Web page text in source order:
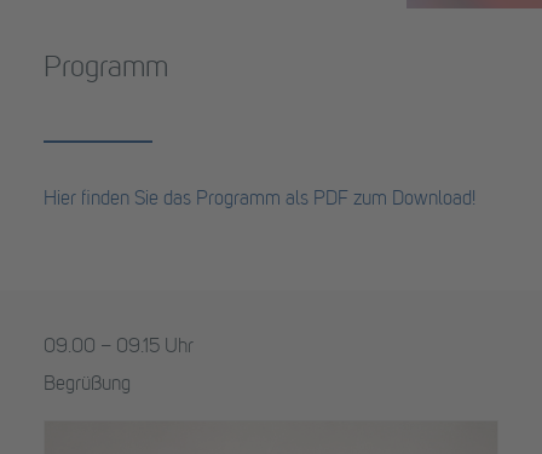
Programm
Hier finden Sie das Programm als PDF zum Download!
09.00 – 09.15 Uhr
Begrüßung